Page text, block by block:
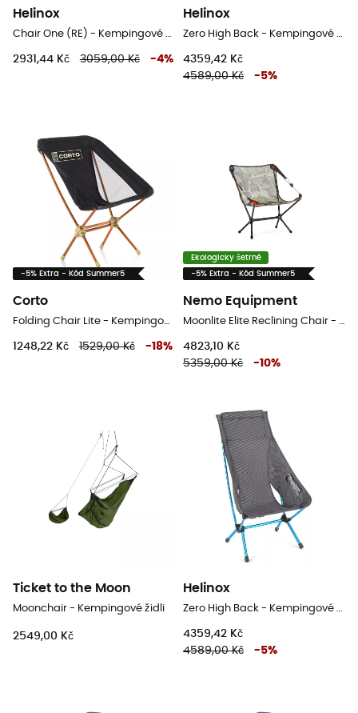
Helinox
2931,44 Kč 3059,00 Kč -4%
Helinox
4359,42 Kč
4589,00 Kč
-5%
-5% Extra - Kód Summer5
Corto
1248,22 Kč 1529,00 Kč -18%
Ekologicky šetrné
-5% Extra - Kód Summer5
Nemo Equipment
4823,10 Kč
5359,00 Kč
-10%
Ticket to the Moon
Moonchair - Kempingové židli
2549,00 Kč
Helinox
4359,42 Kč
4589,00 Kč
-5%